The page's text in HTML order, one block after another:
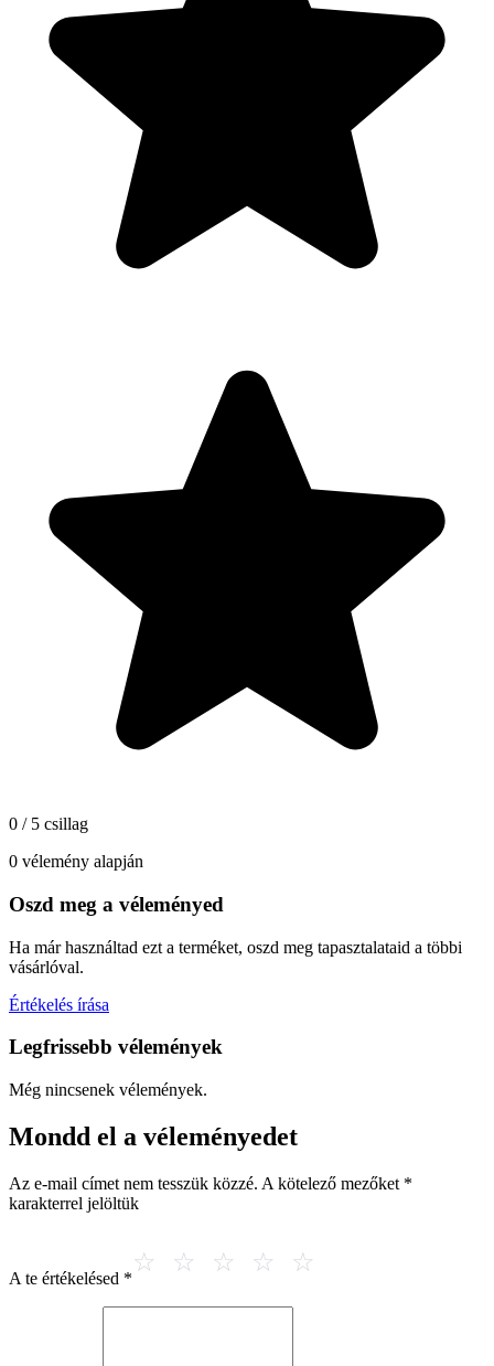
0 / 5 csillag
0 vélemény alapján
Oszd meg a véleményed
Ha már használtad ezt a terméket, oszd meg tapasztalataid a többi
vásárlóval.
Értékelés írása
Legfrissebb vélemények
Még nincsenek vélemények.
Mondd el a véleményedet
Az e-mail címet nem tesszük közzé. A kötelező mezőket *
karakterrel jelöltük
A te értékelésed *